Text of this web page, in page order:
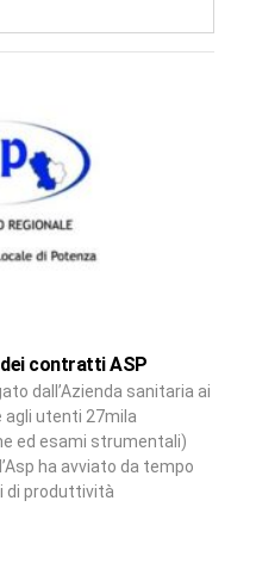
contratti ASP
dall’Azienda sanitaria ai
utenti 27mila
ed esami strumentali)
ha avviato da tempo
di produttività